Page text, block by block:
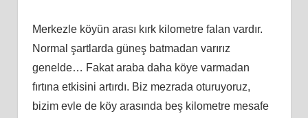
Merkezle köyün arası kırk kilometre falan vardır.
Normal şartlarda güneş batmadan varırız
genelde… Fakat araba daha köye varmadan
fırtına etkisini artırdı. Biz mezrada oturuyoruz,
bizim evle de köy arasında beş kilometre mesafe